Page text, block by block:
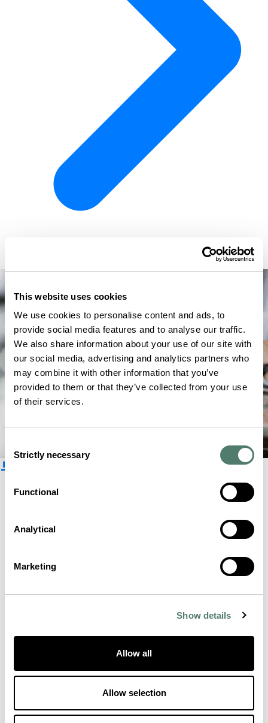
This website uses cookies
We use cookies to personalise content and ads, to
provide social media features and to analyse our traffic.
We also share information about your use of our site with
our social media, advertising and analytics partners who
may combine it with other information that you’ve
provided to them or that they’ve collected from your use
of their services.
Selection
Strictly necessary
Functional
Analytical
Marketing
Show details
Allow all
Allow selection
뉴스레터 구독